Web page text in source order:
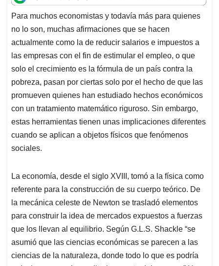
t
s
A
p
p
e
b
o
o
k
k
e
d
I
n
i
l
e
a
d
s
Para muchos economistas y todavía más para quienes
no lo son, muchas afirmaciones que se hacen
actualmente como la de reducir salarios e impuestos a
las empresas con el fin de estimular el empleo, o que
solo el crecimiento es la fórmula de un país contra la
pobreza, pasan por ciertas solo por el hecho de que las
promueven quienes han estudiado hechos económicos
con un tratamiento matemático riguroso. Sin embargo,
estas herramientas tienen unas implicaciones diferentes
cuando se aplican a objetos físicos que fenómenos
sociales.
La economía, desde el siglo XVIII, tomó a la física como
referente para la construcción de su cuerpo teórico. De
la mecánica celeste de Newton se trasladó elementos
para construir la idea de mercados expuestos a fuerzas
que los llevan al equilibrio. Según G.L.S. Shackle “se
asumió que las ciencias económicas se parecen a las
ciencias de la naturaleza, donde todo lo que es podría